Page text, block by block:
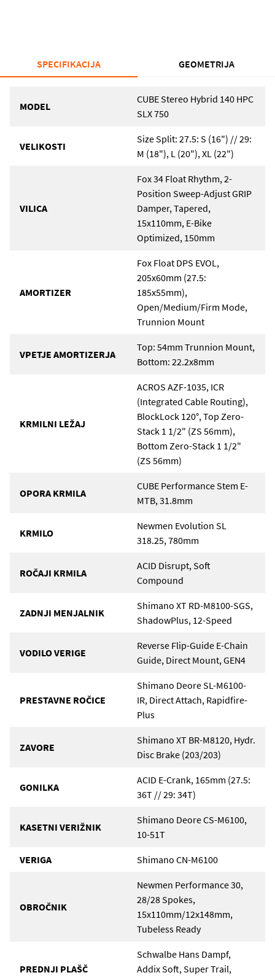
SPECIFIKACIJA GEOMETRIJA
MODEL
CUBE Stereo Hybrid 140 HPC
SLX 750
VELIKOSTI
Size Split: 27.5: S (16") // 29:
M (18"), L (20"), XL (22")
VILICA
Fox 34 Float Rhythm, 2-
Position Sweep-Adjust GRIP
Damper, Tapered,
15x110mm, E-Bike
Optimized, 150mm
AMORTIZER
Fox Float DPS EVOL,
205x60mm (27.5:
185x55mm),
Open/Medium/Firm Mode,
Trunnion Mount
VPETJE AMORTIZERJA
Top: 54mm Trunnion Mount,
Bottom: 22.2x8mm
KRMILNI LEŽAJ
ACROS AZF-1035, ICR
(Integrated Cable Routing),
BlockLock 120°, Top Zero-
Stack 1 1/2" (ZS 56mm),
Bottom Zero-Stack 1 1/2"
(ZS 56mm)
OPORA KRMILA
CUBE Performance Stem E-
MTB, 31.8mm
KRMILO
Newmen Evolution SL
318.25, 780mm
ROČAJI KRMILA
ACID Disrupt, Soft
Compound
ZADNJI MENJALNIK
Shimano XT RD-M8100-SGS,
ShadowPlus, 12-Speed
VODILO VERIGE
Reverse Flip-Guide E-Chain
Guide, Direct Mount, GEN4
PRESTAVNE ROČICE
Shimano Deore SL-M6100-
IR, Direct Attach, Rapidfire-
Plus
ZAVORE
Shimano XT BR-M8120, Hydr.
Disc Brake (203/203)
GONILKA
ACID E-Crank, 165mm (27.5:
36T // 29: 34T)
KASETNI VERIŽNIK
Shimano Deore CS-M6100,
10-51T
VERIGA Shimano CN-M6100
OBROČNIK
Newmen Performance 30,
28/28 Spokes,
15x110mm/12x148mm,
Tubeless Ready
PREDNJI PLAŠČ
Schwalbe Hans Dampf,
Addix Soft, Super Trail,